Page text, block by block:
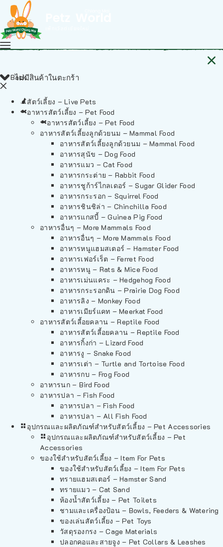
ไม่มีสินค้าในตะกร้า
Back
สัตว์เลี้ยง – Live Pets
อาหารสัตว์เลี้ยง – Pet Food
อาหารสัตว์เลี้ยง – Pet Food
อาหารสัตว์เลี้ยงลูกด้วยนม – Mammal Food
อาหารสัตว์เลี้ยงลูกด้วยนม – Mammal Food
อาหารสุนัข – Dog Food
อาหารแมว – Cat Food
อาหารกระต่าย – Rabbit Food
อาหารชูก้าร์ไกลเดอร์ – Sugar Glider Food
อาหารกระรอก – Squirrel Food
อาหารชินชิล่า – Chinchilla Food
อาหารแกสบี้ – Guinea Pig Food
อาหารอื่นๆ – More Mammals Food
อาหารอื่นๆ – More Mammals Food
อาหารหนูแฮมสเตอร์ – Hamster Food
อาหารเฟอร์เร็ต – Ferret Food
อาหารหนู – Rats & Mice Food
อาหารเม่นแคระ – Hedgehog Food
อาหารกระรอกดิน – Prairie Dog Food
อาหารลิง – Monkey Food
อาหารเมียร์แคท – Meerkat Food
อาหารสัตว์เลี้อยคลาน – Reptile Food
อาหารสัตว์เลี้อยคลาน – Reptile Food
อาหารกิ้งก่า – Lizard Food
อาหารงู – Snake Food
อาหารเต่า – Turtle and Tortoise Food
อาหารกบ – Frog Food
อาหารนก – Bird Food
อาหารปลา – Fish Food
อาหารปลา – Fish Food
อาหารปลา – All Fish Food
อุปกรณและผลิตภัณฑ์สำหรับสัตว์เลี้ยง – Pet Accessories
อุปกรณและผลิตภัณฑ์สำหรับสัตว์เลี้ยง – Pet
Accessories
ของใช้สำหรับสัตว์เลี้ยง – Item For Pets
ของใช้สำหรับสัตว์เลี้ยง – Item For Pets
ทรายแฮมสเตอร์ – Hamster Sand
ทรายแมว – Cat Sand
ห้องน้ำสัตว์เลี้ยง – Pet Toilets
ชามและเครื่องป้อน – Bowls, Feeders & Watering
ของเล่นสัตว์เลี้ยง – Pet Toys
วัสดุรองกรง – Cage Materials
ปลอกคอและสายจูง – Pet Collars & Leashes